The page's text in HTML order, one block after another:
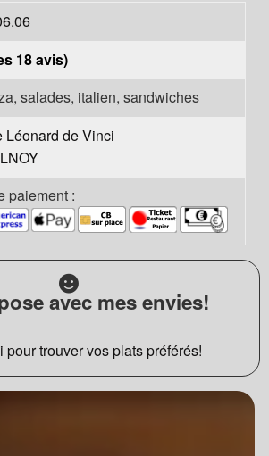
18 avis)
salades, italien, sandwiches
Léonard de Vinci
paiement :
avec mes envies!
pour trouver vos plats préférés!